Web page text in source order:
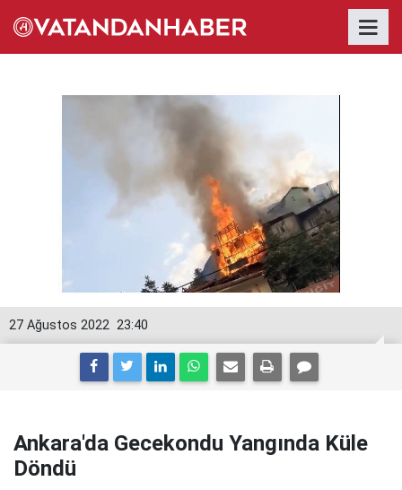
23:40
27 Ağustos 2022
Ankara'da Gecekondu Yangında Küle
Döndü